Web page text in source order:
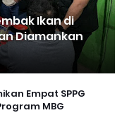
Ikan di
Diamankan
Empat SPPG
MBG